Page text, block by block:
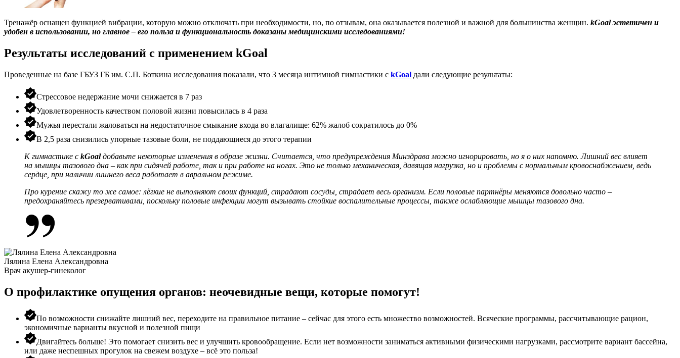
Тренажёр оснащен функцией вибрации, которую можно отключать при необходимости, но, по отзывам, она оказывается полезной и важной для большинства женщин. kGoal эстетичен и
удобен в использовании, но главное – его польза и функциональность доказаны медицинскими исследованиями!
Результаты исследований с применением kGoal
Проведенные на базе ГБУЗ ГБ им. С.П. Боткина исследования показали, что 3 месяца интимной гимнастики с kGoal дали следующие результаты:
Стрессовое недержание мочи снижается в 7 раз
Удовлетворенность качеством половой жизни повысилась в 4 раза
Мужья перестали жаловаться на недостаточное смыкание входа во влагалище: 62% жалоб сократилось до 0%
В 2,5 раза снизились упорные тазовые боли, не поддающиеся до этого терапии
К гимнастике с kGoalдобавьте некоторые изменения в образе жизни. Считается, что предупреждения Минздрава можно игнорировать, но я о них напомню. Лишний вес влияет
на мышцы тазового дна – как при сидячей работе, так и при работе на ногах. Это не только механическая, давящая нагрузка, но и проблемы с нормальным кровоснабжением, ведь
сердце, при наличии лишнего веса работает в авральном режиме.
Про курение скажу то же самое: лёгкие не выполняют своих функций, страдают сосуды, страдает весь организм. Если половые партнёры меняются довольно часто –
предохраняйтесь презервативами, поскольку половые инфекции могут вызывать стойкие воспалительные процессы, также ослабляющие мышцы тазового дна.
Лялина Елена Александровна
Врач акушер-гинеколог
О профилактике опущения органов: неочевидные вещи, которые помогут!
По возможности снижайте лишний вес, переходите на правильное питание – сейчас для этого есть множество возможностей. Всяческие программы, рассчитывающие рацион,
экономичные варианты вкусной и полезной пищи
Двигайтесь больше! Это помогает снизить вес и улучшить кровообращение. Если нет возможности заниматься активными физическими нагрузками, рассмотрите вариант бассейна,
или даже неспешных прогулок на свежем воздухе – всё это польза!